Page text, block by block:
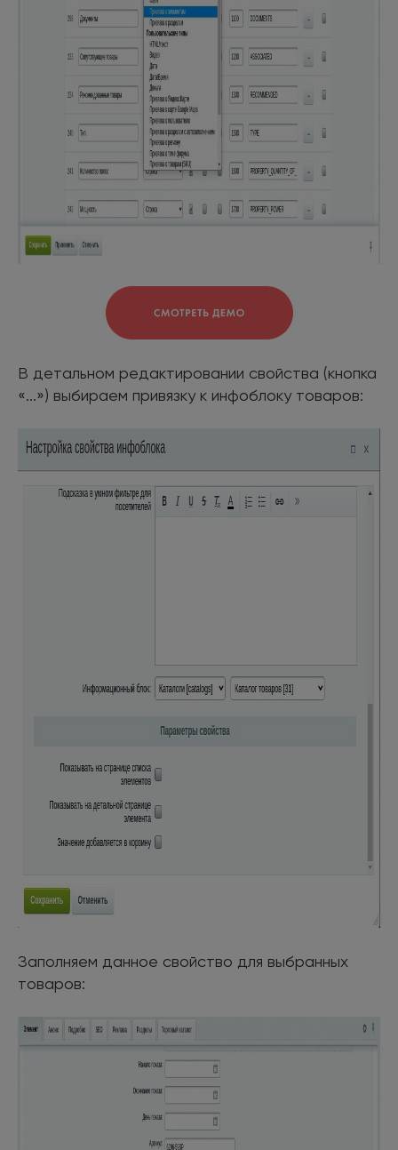
В детальном редактировании свойства (кнопка
«...») выбираем привязку к инфоблоку товаров:
Заполняем данное свойство для выбранных
товаров: